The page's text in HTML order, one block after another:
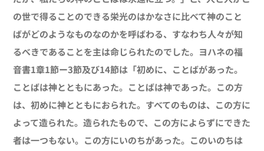
の世で得ることのできる栄光のはかなさに比べて神のこと
ばがどのようなものなのかを呼ばわる、すなわち人々が知
るべきであることを主は命じられたのでした。ヨハネの福
音書1章1節ー3節及び14節は「初めに、ことばがあった。
ことばは神とともにあった。ことばは神であった。この方
は、初めに神とともにおられた。すべてのものは、この方に
よって造られた。造られたもので、この方によらずにできた
者は一つもない。この方にいのちがあった。このいのちは